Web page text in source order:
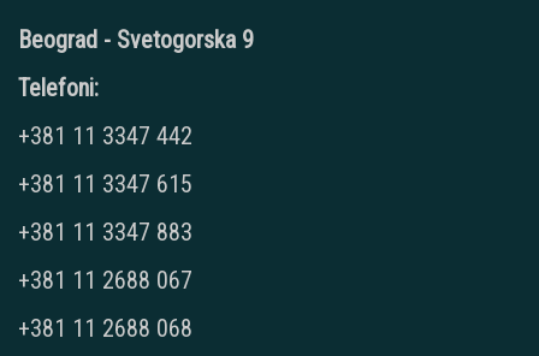
Beograd - Svetogorska 9
Telefoni:
+381 11 3347 442
+381 11 3347 615
+381 11 3347 883
+381 11 2688 067
+381 11 2688 068